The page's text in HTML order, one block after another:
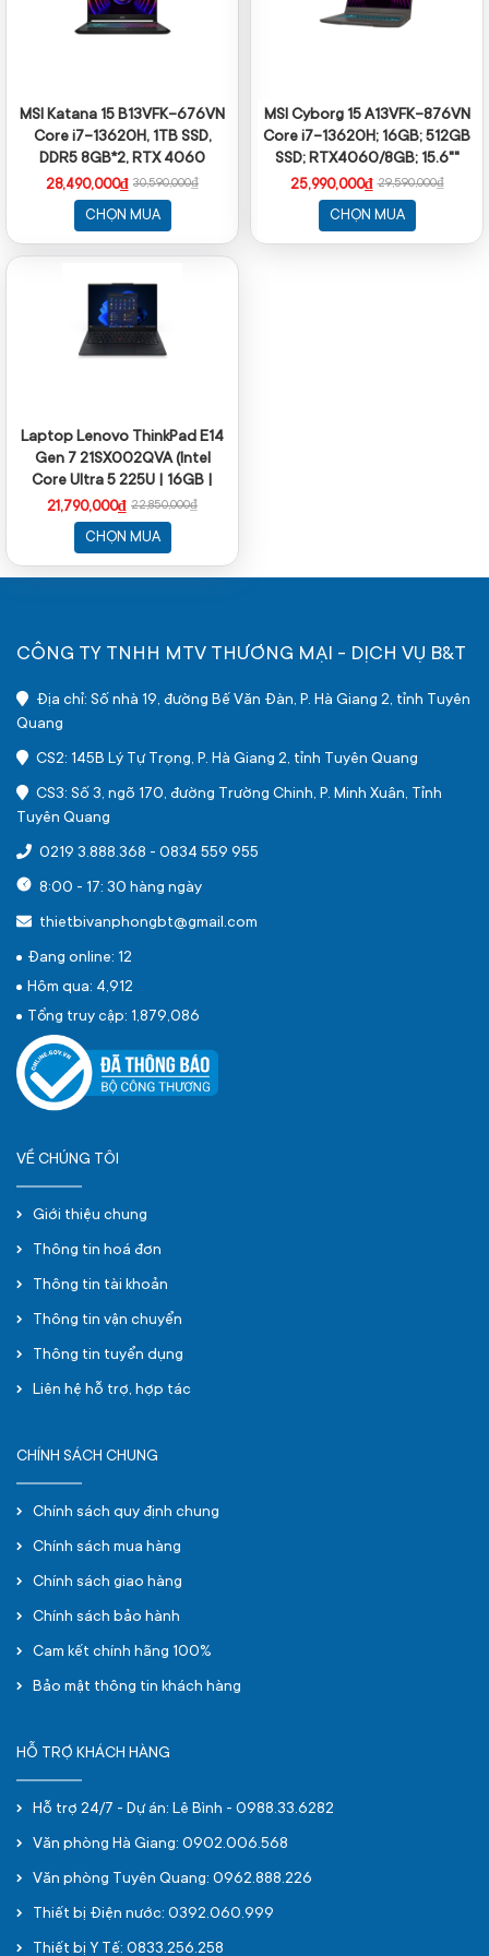
MSI Katana 15 B13VFK-676VN
Core i7-13620H, 1TB SSD,
DDR5 8GB*2, RTX 4060
GDDR6 8GB, 15.6" FHD 144Hz,
Win11, màu đen
28,490,000₫ 30,590,000₫
CHỌN MUA
MSI Cyborg 15 A13VFK-876VN
Core i7-13620H; 16GB; 512GB
SSD; RTX4060/8GB; 15.6""
FHD 144Hz; Win11; Đen
25,990,000₫ 29,590,000₫
CHỌN MUA
Laptop Lenovo ThinkPad E14
Gen 7 21SX002QVA (Intel
Core Ultra 5 225U | 16GB |
512GB | 14 inch WUXGA | Intel
Graphics | NoOS | Đen)
21,790,000₫ 22,850,000₫
CHỌN MUA
CÔNG TY TNHH MTV THƯƠNG MẠI - DỊCH VỤ B&T
Địa chỉ: Số nhà 19, đường Bế Văn Đàn, P. Hà Giang 2, tỉnh Tuyên
Quang
CS2: 145B Lý Tự Trọng, P. Hà Giang 2, tỉnh Tuyên Quang
CS3: Số 3, ngõ 170, đường Trường Chinh, P. Minh Xuân, Tỉnh
Tuyên Quang
0219 3.888.368 - 0834 559 955
8:00 - 17: 30 hàng ngày
thietbivanphongbt@gmail.com
Đang online: 12
Hôm qua: 4,912
Tổng truy cập: 1,879,086
VỀ CHÚNG TÔI
Giới thiệu chung
Thông tin hoá đơn
Thông tin tài khoản
Thông tin vận chuyển
Thông tin tuyển dụng
Liên hệ hỗ trợ, hợp tác
CHÍNH SÁCH CHUNG
Chính sách quy định chung
Chính sách mua hàng
Chính sách giao hàng
Chính sách bảo hành
Cam kết chính hãng 100%
Bảo mật thông tin khách hàng
HỖ TRỢ KHÁCH HÀNG
Hỗ trợ 24/7 - Dự án: Lê Bình - 0988.33.6282
Văn phòng Hà Giang: 0902.006.568
Văn phòng Tuyên Quang: 0962.888.226
Thiết bị Điện nước: 0392.060.999
Thiết bị Y Tế: 0833.256.258